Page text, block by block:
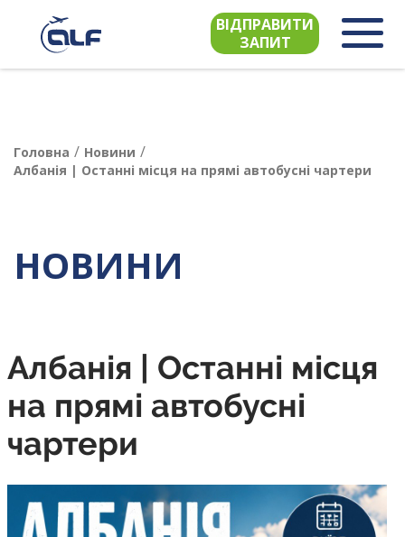
ВІДПРАВИТИ
ЗАПИТ
Головна / Новини /
Албанія | Останні місця на прямі автобусні чартери
НОВИНИ
Албанія | Останні місця
на прямі автобусні
чартери